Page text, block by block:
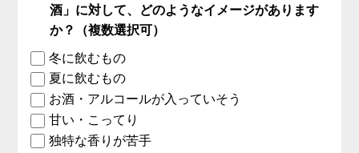
酒」に対して、どのようなイメージがあります
か？（複数選択可）
冬に飲むもの
夏に飲むもの
お酒・アルコールが入っていそう
甘い・こってり
独特な香りが苦手